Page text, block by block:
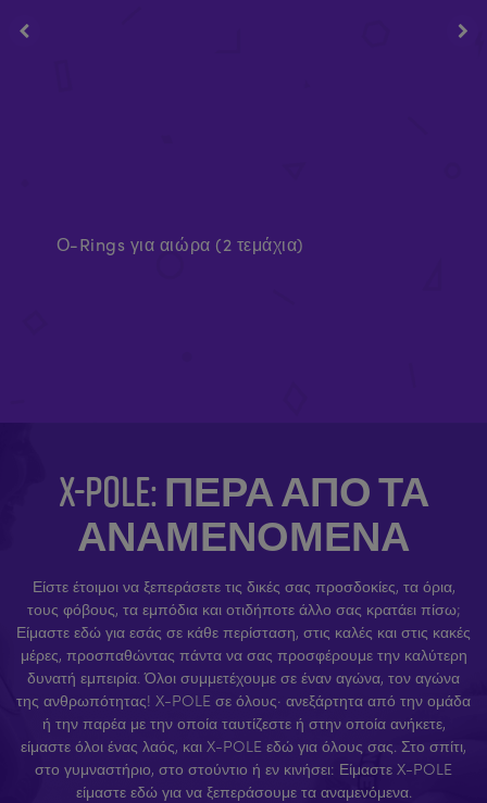
Ο-Rings για αιώρα (2 τεμάχια)
X-POLE: ΠΈΡΑ ΑΠΌ ΤΑ
ΑΝΑΜΕΝΌΜΕΝΑ
Είστε έτοιμοι να ξεπεράσετε τις δικές σας προσδοκίες, τα όρια,
τους φόβους, τα εμπόδια και οτιδήποτε άλλο σας κρατάει πίσω;
Είμαστε εδώ για εσάς σε κάθε περίσταση, στις καλές και στις κακές
μέρες, προσπαθώντας πάντα να σας προσφέρουμε την καλύτερη
δυνατή εμπειρία. Όλοι συμμετέχουμε σε έναν αγώνα, τον αγώνα
της ανθρωπότητας! X-POLE σε όλους· ανεξάρτητα από την ομάδα
ή την παρέα με την οποία ταυτίζεστε ή στην οποία ανήκετε,
είμαστε όλοι ένας λαός, και X-POLE εδώ για όλους σας. Στο σπίτι,
στο γυμναστήριο, στο στούντιο ή εν κινήσει: Είμαστε X-POLE
είμαστε εδώ για να ξεπεράσουμε τα αναμενόμενα.